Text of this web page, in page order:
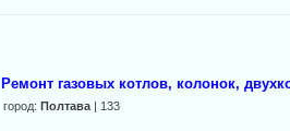
Ремонт газовых котлов, колонок,
город: Полтава| 133